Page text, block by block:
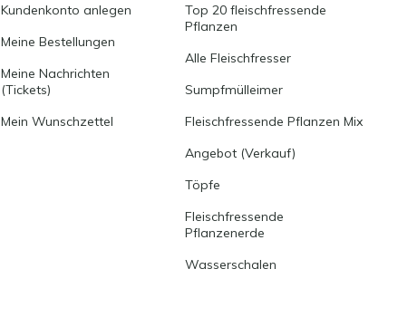
Kundenkonto anlegen
Meine Bestellungen
Meine Nachrichten
(Tickets)
Mein Wunschzettel
Top 20 fleischfressende
Pflanzen
Alle Fleischfresser
Sumpfmülleimer
Fleischfressende Pflanzen Mix
Angebot (Verkauf)
Töpfe
Fleischfressende
Pflanzenerde
Wasserschalen